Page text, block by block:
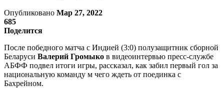
Опубликовано Мар 27, 2022
685
Поделится
После победного матча с Индией (3:0) полузащитник сборной
Беларуси Валерий Громыко в видеоинтервью пресс-службе
АБФФ подвел итоги игры, рассказал, как забил первый гол за
национальную команду м чего ждеть от поединка с
Бахрейном.